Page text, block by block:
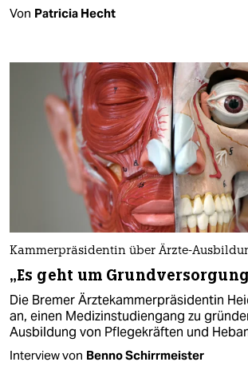
Von Patricia Hecht
Kammerpräsidentin über Ärzte-
„Es geht um
Die Bremer Ärztekammerpräsidentin
an, einen Medizinstudiengang zu
Ausbildung von Pflegekräften und
Interview von Benno Schirrmeister